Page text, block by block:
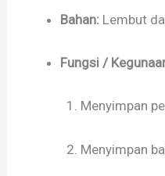
Bahan: Lembut
Fungsi /
Menyimpan
Menyimpan